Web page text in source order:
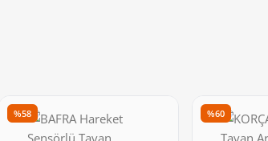
%58 %60